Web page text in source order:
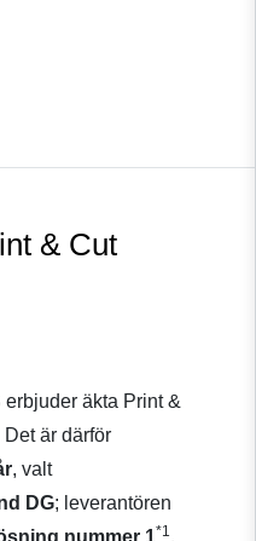
& Cut
erbjuder äkta Print &
är därför
, valt
DG; leverantören
nummer 1*1.